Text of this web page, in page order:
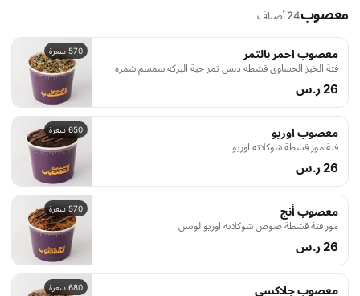
معصوب24 أصناف
570 سعرة معصوب احمر بالتمر
فتة الخبز الحساوي قشطه دبس تمر حبة البركه سمسم شمره
26 ر.س
650 سعرة معصوب اوريو
فتة موز قشطة شوكلاته اوريو
26 ر.س
570 سعرة معصوب أنج
موز فتة قشطة صوص شوكلاته اوريو لوتس
26 ر.س
680 سعرة معصوب جلاكسي